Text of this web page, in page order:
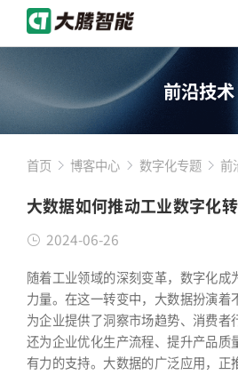
前沿技术
首页 博客中心 数字化专题 前
大数据如何推动工业数字化
2024-06-26
随着工业领域的深刻变革，数字化成
力量。在这一转变中，大数据扮演着
为企业提供了洞察市场趋势、消费者
还为企业优化生产流程、提升产品质
有力的支持。大数据的广泛应用，正